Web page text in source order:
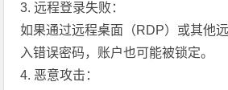
3. 远程登录失败：
如果通过远程桌面（RDP）或其他
入错误密码，账户也可能被锁定。
4. 恶意攻击：